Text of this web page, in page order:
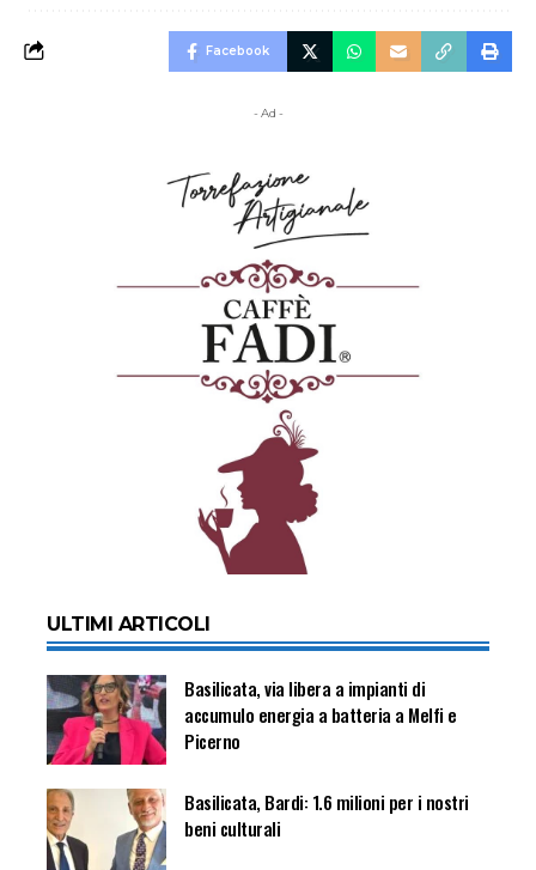
Facebook
- Ad -
ULTIMI ARTICOLI
Basilicata, via libera a impianti di
accumulo energia a batteria a Melfi e
Picerno
Basilicata, Bardi: 1.6 milioni per i nostri
beni culturali